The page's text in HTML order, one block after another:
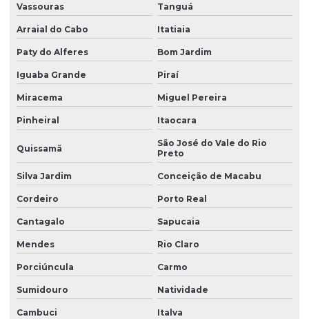
Vassouras Tanguá
Arraial do Cabo Itatiaia
Paty do Alferes Bom Jardim
Iguaba Grande Piraí
Miracema Miguel Pereira
Pinheiral Itaocara
Quissamã
São José do Vale do Rio
Preto
Silva Jardim Conceição de Macabu
Cordeiro Porto Real
Cantagalo Sapucaia
Mendes Rio Claro
Porciúncula Carmo
Sumidouro Natividade
Cambuci Italva